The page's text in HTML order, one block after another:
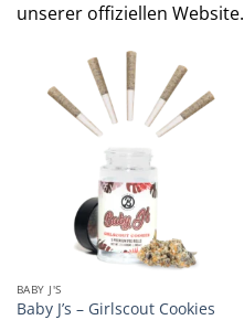
unserer offiziellen Website.
BABY J'S
Baby J’s – Girlscout Cookies